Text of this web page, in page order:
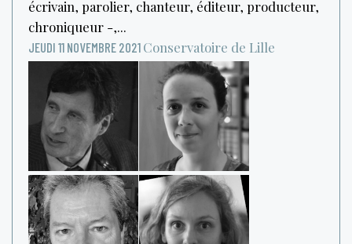
écrivain, parolier, chanteur, éditeur, producteur,
chroniqueur -,...
JEUDI 11 NOVEMBRE 2021 Conservatoire de Lille